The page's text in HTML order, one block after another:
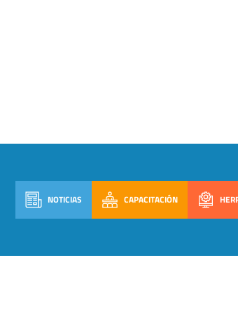
NOTICIAS CAPACITACIÓN